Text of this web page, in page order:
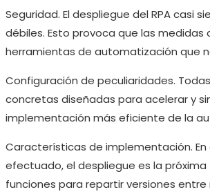
Seguridad. El despliegue del RPA
débiles. Esto provoca que las
herramientas de automatización que
Configuración de peculiaridades.
concretas diseñadas para acelerar y
implementación más eficiente de la
Características de implementación.
efectuado, el despliegue es la
funciones para repartir versiones